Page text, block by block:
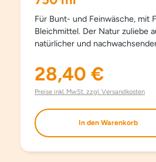
Für Bunt- und Feinwäsche, mit
Bleichmittel. Der Natur zuliebe auf Basis
natürlicher und
schonend und sanft, schon ab
Kleidungsstücke länger schön. Kein
erforderlich, besonders
auch bestens für die Handwäsche geeignet. Mit
modernsten waschaktiven
Aufheller und ohne Phosphate.
Regulärer Preis:
28,40 €
Preise inkl. MwSt. zzgl. Versandkosten
In den Warenkorb